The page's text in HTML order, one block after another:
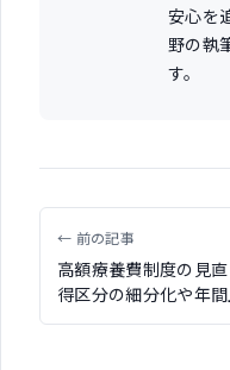
安心を
野の執
す。
← 前の記事
高額療養費制度の見
得区分の細分化や年